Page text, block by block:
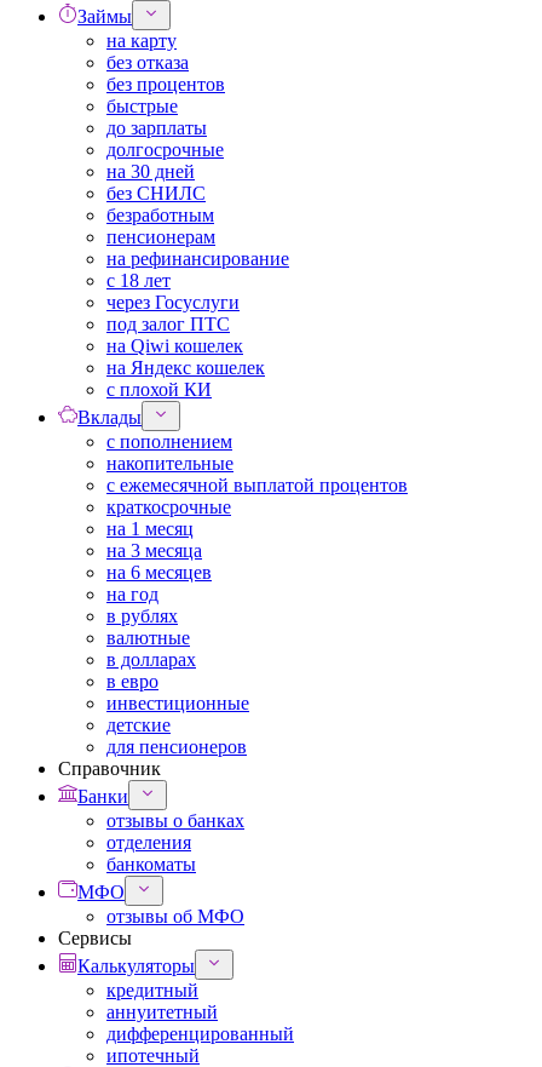
Займы
на карту
без отказа
без процентов
быстрые
до зарплаты
долгосрочные
на 30 дней
без СНИЛС
безработным
пенсионерам
на рефинансирование
с 18 лет
через Госуслуги
под залог ПТС
на Qiwi кошелек
на Яндекс кошелек
с плохой КИ
Вклады
с пополнением
накопительные
с ежемесячной выплатой процентов
краткосрочные
на 1 месяц
на 3 месяца
на 6 месяцев
на год
в рублях
валютные
в долларах
в евро
инвестиционные
детские
для пенсионеров
Справочник
Банки
отзывы о банках
отделения
банкоматы
МФО
отзывы об МФО
Сервисы
Калькуляторы
кредитный
аннуитетный
дифференцированный
ипотечный